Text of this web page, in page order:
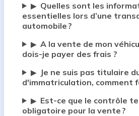
▶ Quelles sont les
essentielles lors d’une
automobile ?
▶ A la vente de mon
dois-je payer des frais ?
▶
Je ne suis pas titulaire
d'immatriculation, comment
▶ Est-ce que le contrôle
obligatoire pour la vente ?